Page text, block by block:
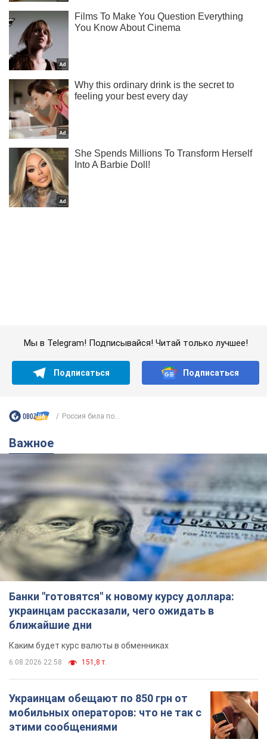
Банки "готовятся" к новому курсу доллара:
украинцам рассказали, чего ожидать в
ближайшие дни
Каким будет курс валюты в обменниках
6.08.2026 22:58 151,8 т.
Украинцам обещают по 850 грн от
мобильных операторов: что не так с
этими сообщениями
Как не попасть в ловушку мошенников
6.08.2026 21:02 16,5 т.
Самый дорогой футболист
"Динамо" забил "Карабаху" уже на
10-й минуте матча. Видео
Поединок проходит в Польше